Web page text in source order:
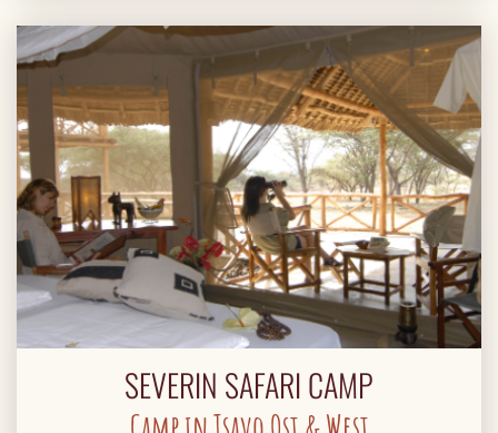
SEVERIN SAFARI CAMP